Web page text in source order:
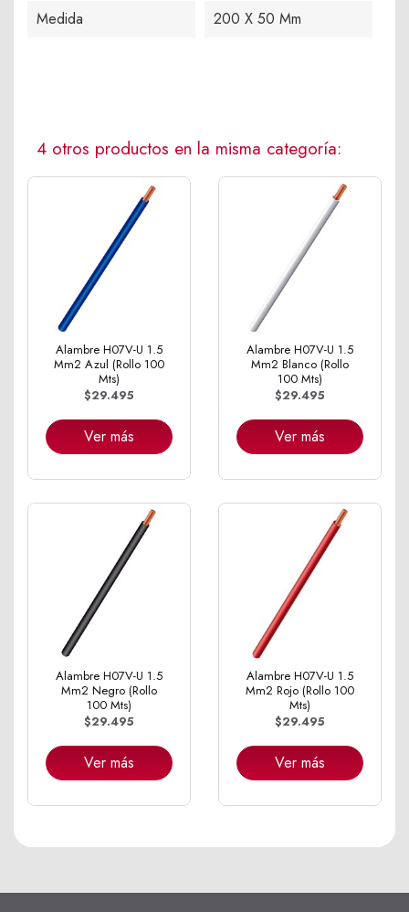
Medida 200 X 50 Mm
4 otros productos en la misma categoría:
Alambre H07V-U 1.5
Mm2 Azul (Rollo 100
Mts)
$29.495
Ver más
Alambre H07V-U 1.5
Mm2 Blanco (Rollo
100 Mts)
$29.495
Ver más
Alambre H07V-U 1.5
Mm2 Negro (Rollo
100 Mts)
$29.495
Ver más
Alambre H07V-U 1.5
Mm2 Rojo (Rollo 100
Mts)
$29.495
Ver más